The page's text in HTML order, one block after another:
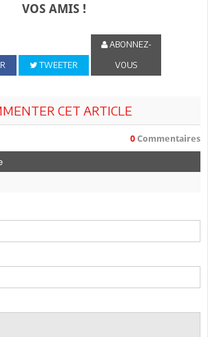
VOS AMIS !
TWEETER
ABONNEZ-
VOUS
CET ARTICLE
0 Commentaires